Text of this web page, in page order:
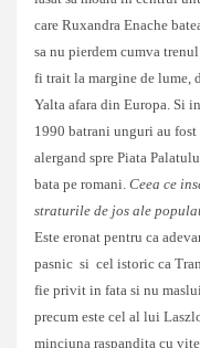
care Ruxandra Enache
sa nu pierdem cumva
fi trait la margine de lume,
Yalta afara din Europa. Si
1990 batrani unguri au
alergand spre Piata
bata pe romani. Ceea ce
straturile de jos ale
Este eronat pentru ca
pasnic si cel istoric ca
fie privit in fata si nu
precum este cel al lui
minciuna raspandita cu